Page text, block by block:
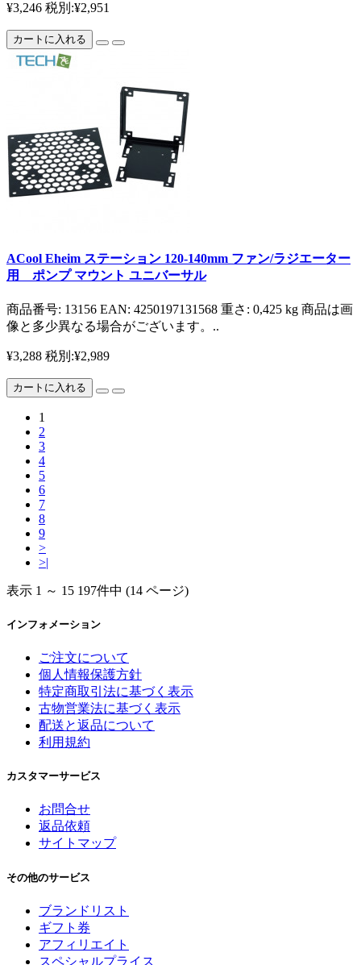
¥3,246 税別:¥2,951
カートに入れる
ACool Eheim ステーション 120-140mm ファン/ラジエーター
用 ポンプ マウント ユニバーサル
商品番号: 13156 EAN: 4250197131568 重さ: 0,425 kg 商品は画
像と多少異なる場合がございます。..
¥3,288 税別:¥2,989
カートに入れる
1
2
3
4
5
6
7
8
9
>
>|
表示 1 ～ 15 197件中 (14 ページ)
インフォメーション
ご注文について
個人情報保護方針
特定商取引法に基づく表示
古物営業法に基づく表示
配送と返品について
利用規約
カスタマーサービス
お問合せ
返品依頼
サイトマップ
その他のサービス
ブランドリスト
ギフト券
アフィリエイト
スペシャルプライス